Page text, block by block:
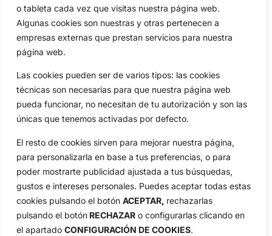
o tableta cada vez que visitas nuestra página web.
Algunas cookies son nuestras y otras pertenecen a
empresas externas que prestan servicios para nuestra
página web.
Las cookies pueden ser de varios tipos: las cookies
técnicas son necesarias para que nuestra página web
pueda funcionar, no necesitan de tu autorización y son las
únicas que tenemos activadas por defecto.
El resto de cookies sirven para mejorar nuestra página,
para personalizarla en base a tus preferencias, o para
poder mostrarte publicidad ajustada a tus búsquedas,
gustos e intereses personales. Puedes aceptar todas estas
cookies pulsando el botón ACEPTAR, rechazarlas
pulsando el botón RECHAZAR o configurarlas clicando en
el apartado CONFIGURACIÓN DE COOKIES.
Circuitos
Especiales
Vídeos
De Interés
Compañía
Aviso Legal
Política de Privacidad
Política de Cookies
Publicidad
Newsletters
Copyright © 2025 OpenGolf | Diseño por TecnoQuatre